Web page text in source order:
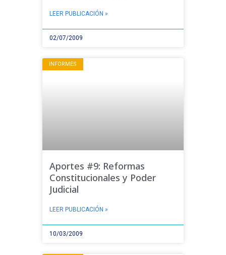
LEER PUBLICACIÓN »
02/07/2009
INFORMES
Aportes #9: Reformas
Constitucionales y Poder
Judicial
LEER PUBLICACIÓN »
10/03/2009